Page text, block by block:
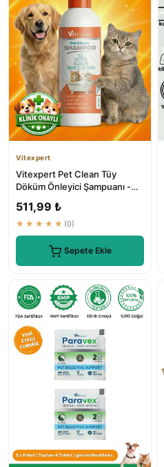
Vitexpert
Vitexpert Pet Clean Tüy
Döküm Önleyici Şampuanı -
511,99 ₺
★★★★★ (0)
Sepete Ekle